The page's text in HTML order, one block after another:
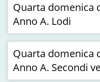
Quarta domenica
Anno A. Lodi
Quarta domenica
Anno A. Secondi